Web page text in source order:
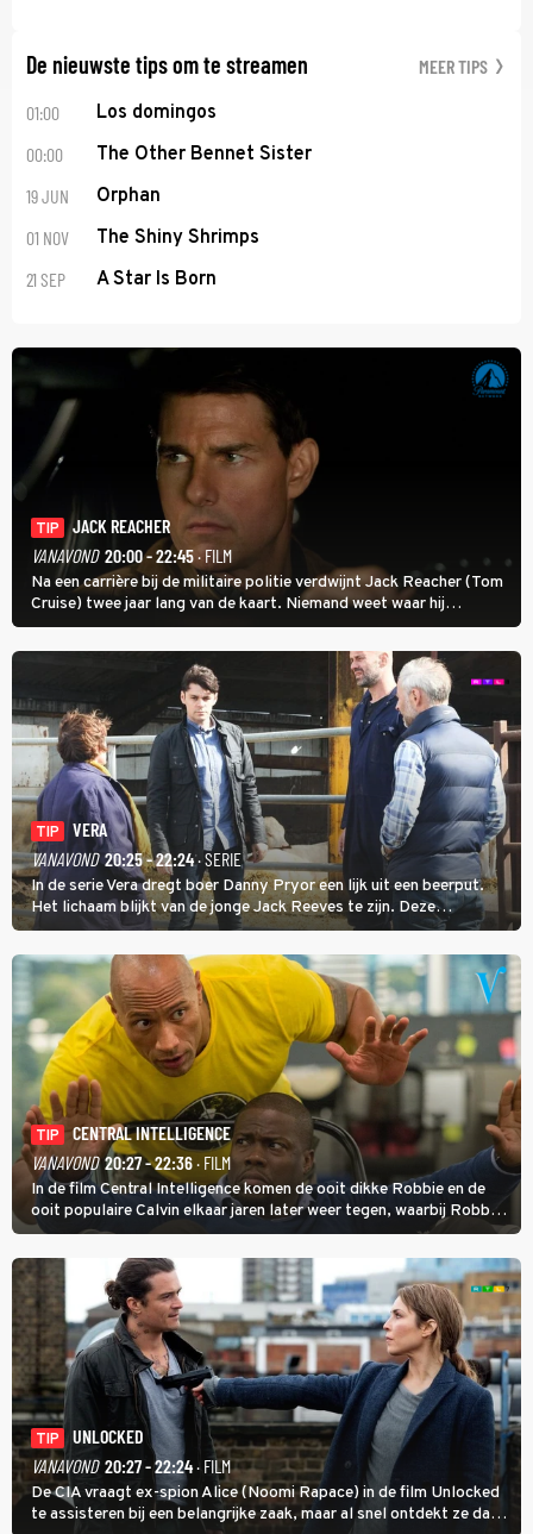
De nieuwste tips om te streamen MEER TIPS
01:00 Los domingos
00:00 The Other Bennet Sister
19 JUN Orphan
01 NOV The Shiny Shrimps
21 SEP A Star Is Born
TIP
JACK REACHER
VANAVOND 20:00 - 22:45· FILM
Na een carrière bij de militaire politie verdwijnt Jack Reacher (Tom
Cruise) twee jaar lang van de kaart. Niemand weet waar hij
uithangt, totdat moordverdachte James Barr naar hem vraagt.
TIP
VERA
VANAVOND 20:25 - 22:24· SERIE
In de serie Vera dregt boer Danny Pryor een lijk uit een beerput.
Het lichaam blijkt van de jonge Jack Reeves te zijn. Deze
homoseksuele woonwagenbewoner had gebroken met zijn familie
en verliet het kamp met slaande ruzie.
TIP
CENTRAL INTELLIGENCE
VANAVOND 20:27 - 22:36· FILM
In de film Central Intelligence komen de ooit dikke Robbie en de
ooit populaire Calvin elkaar jaren later weer tegen, waarbij Robbie,
inmiddels supergespierd en werkzaam voor de CIA, Calvins hulp
goed kan gebruiken.
TIP
UNLOCKED
VANAVOND 20:27 - 22:24· FILM
De CIA vraagt ex-spion Alice (Noomi Rapace) in de film Unlocked
te assisteren bij een belangrijke zaak, maar al snel ontdekt ze dat